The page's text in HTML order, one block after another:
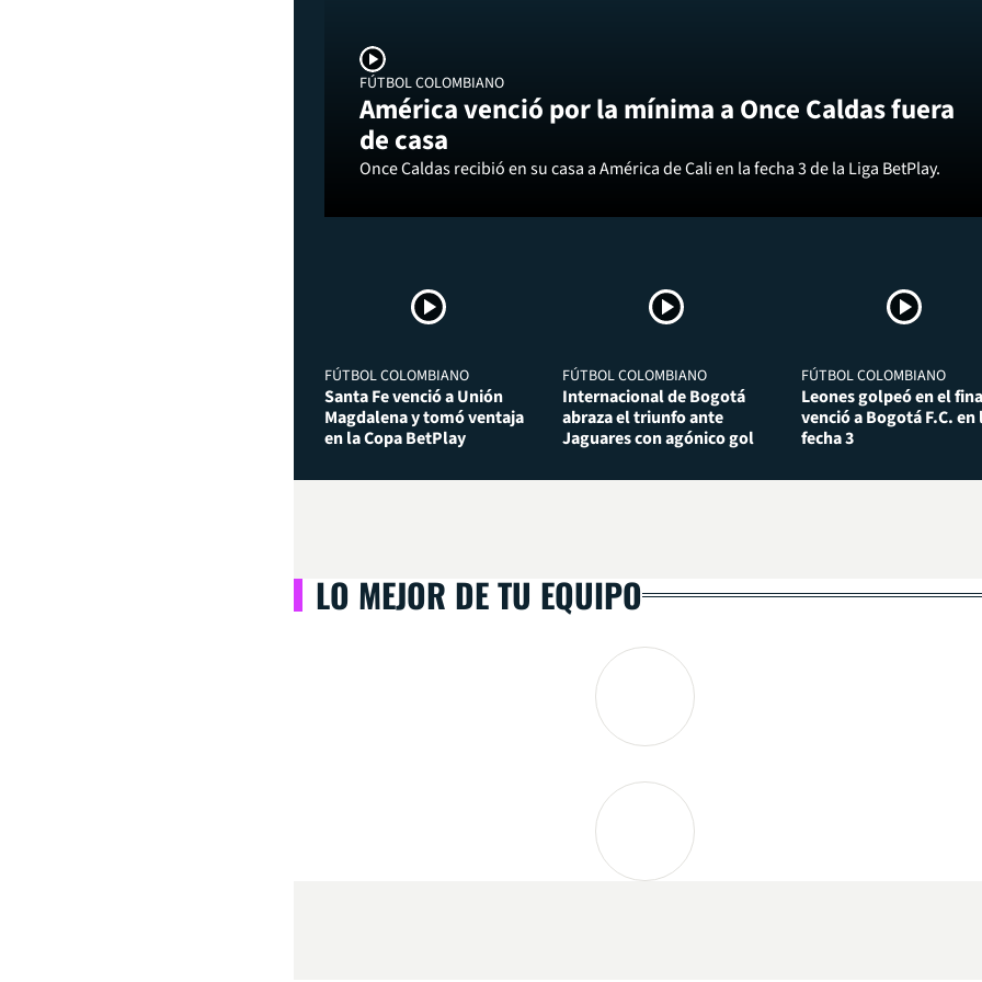
FÚTBOL COLOMBIANO
América venció por la mínima a Once Caldas fuera
de casa
Once Caldas recibió en su casa a América de Cali en la fecha 3 de la Liga BetPlay.
FÚTBOL COLOMBIANO
Santa Fe venció a Unión
Magdalena y tomó ventaja
en la Copa BetPlay
FÚTBOL COLOMBIANO
Internacional de Bogotá
abraza el triunfo ante
Jaguares con agónico gol
FÚTBOL COLOMBIANO
Leones golpeó en el
venció a Bogotá F.C. en
fecha 3
LO MEJOR DE TU EQUIPO